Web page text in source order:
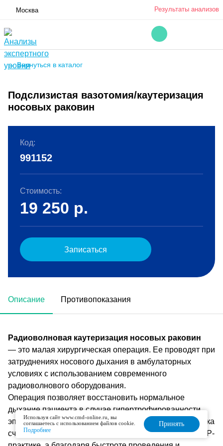
Москва Результаты анализов
← Вернуться в каталог
Подслизистая вазотомия/каутеризация
носовых раковин
Описание Противопоказания
Радиоволновая каутеризация носовых раковин
— это малая хирургическая операция. Ее проводят при
затруднениях носового дыхания в амбулаторных
условиях с использованием современного
радиоволнового оборудования.
Операция позволяет восстановить нормальное
дыхание пациента в случае гипертрофированности
эпителия и хронической отечности слизистой. Методика
считается наиболее безопасной и эффективной в ЛОР-
Код:
991152
Стоимость:
19 250 р.
Записаться
Используя сайт www.cmd-online.ru, вы
соглашаетесь с использованием файлов cookie.
Подробнее
Принять